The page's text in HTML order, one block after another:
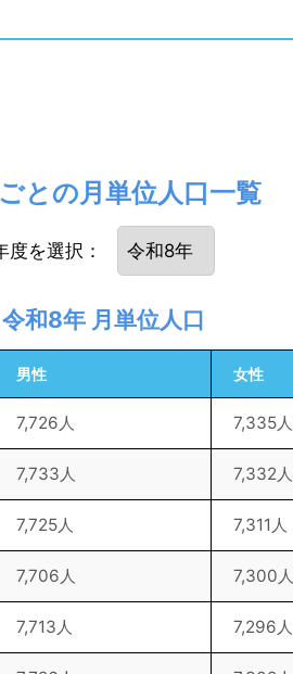
との月単位人口一覧
度を選択：
令和8年 月単位人口
男性 女性
7,726人 7,335人
7,733人 7,332人
7,725人 7,311人
7,706人 7,300人
7,713人 7,296人